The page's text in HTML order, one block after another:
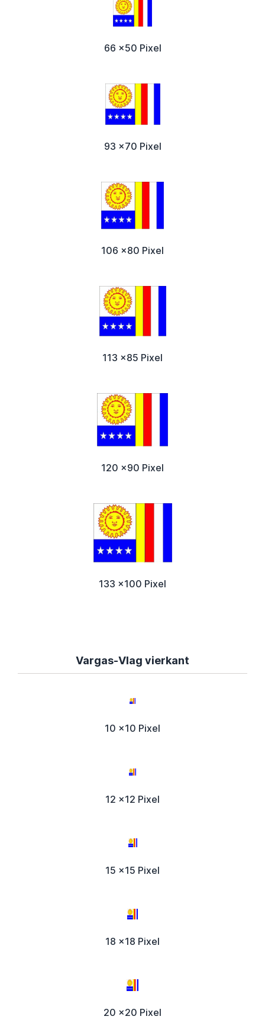
66 x50 Pixel
93 x70 Pixel
106 x80 Pixel
113 x85 Pixel
120 x90 Pixel
133 x100 Pixel
Vargas-Vlag vierkant
10 x10 Pixel
12 x12 Pixel
15 x15 Pixel
18 x18 Pixel
20 x20 Pixel